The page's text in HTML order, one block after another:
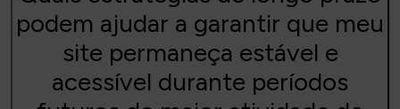
podem ajudar a garantir que meu
site permaneça estável e
acessível durante períodos